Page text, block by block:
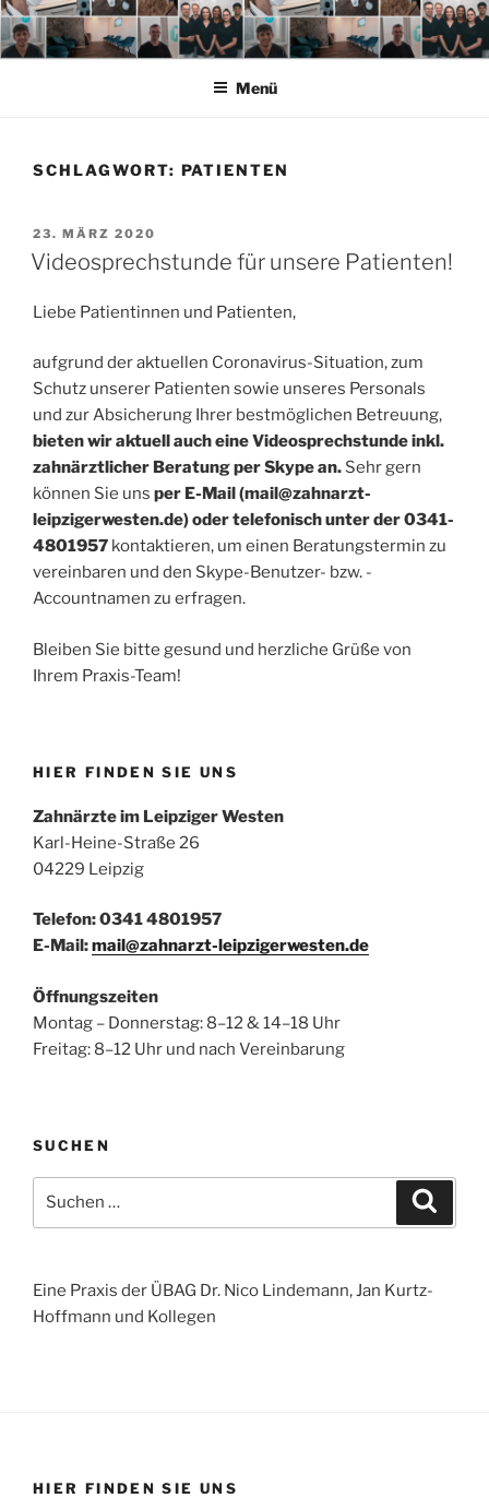
Zum
Inhalt
springen
Menü
SCHLAGWORT: PATIENTEN
VERÖFFENTLICHT
AM
23. MÄRZ 2020
Videosprechstunde für unsere Patienten!
Liebe Patientinnen und Patienten,
aufgrund der aktuellen Coronavirus-Situation, zum
Schutz unserer Patienten sowie unseres Personals
und zur Absicherung Ihrer bestmöglichen Betreuung,
bieten wir aktuell auch eine Videosprechstunde inkl.
zahnärztlicher Beratung per Skype an. Sehr gern
können Sie uns per E-Mail (mail@zahnarzt-
leipzigerwesten.de) oder telefonisch unter der0341-
4801957 kontaktieren, um einen Beratungstermin zu
vereinbaren und den Skype-Benutzer- bzw. -
Accountnamen zu erfragen.
Bleiben Sie bitte gesund und herzliche Grüße von
Ihrem Praxis-Team!
HIER FINDEN SIE UNS
Zahnärzte im Leipziger Westen
Karl-Heine-Straße 26
04229 Leipzig
Telefon: 0341 4801957
E-Mail:mail@zahnarzt-leipzigerwesten.de
Öffnungszeiten
Montag – Donnerstag: 8–12 & 14–18 Uhr
Freitag: 8–12 Uhr und nach Vereinbarung
SUCHEN
nach:
Eine Praxis der ÜBAG Dr. Nico Lindemann, Jan Kurtz-
Hoffmann und Kollegen
HIER FINDEN SIE UNS